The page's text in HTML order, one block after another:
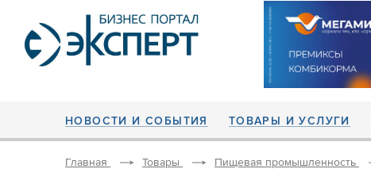
НОВОСТИ И СОБЫТИЯ ТОВАРЫ И УСЛУГИ
Главная Товары Пищевая промышленность